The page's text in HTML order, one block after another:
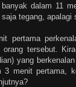
dalam 11
tegang, apalagi
pertama
tersebut.
yang
menit pertama,